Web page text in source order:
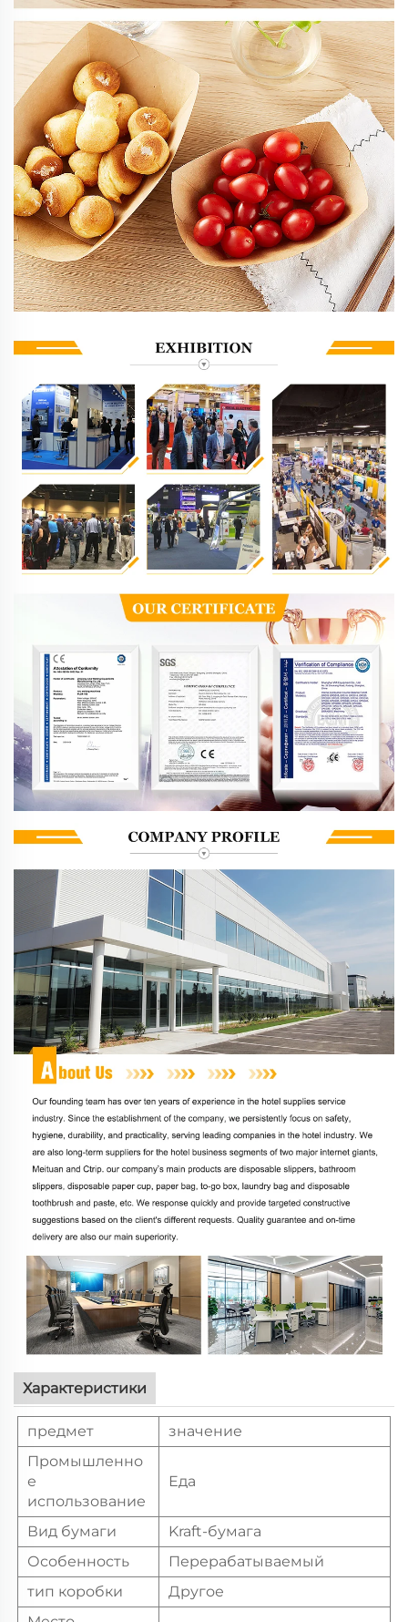
Характеристики
предмет
значение
Промышленно
е
использование
Еда
Вид бумаги
Kraft-бумага
Особенность
Перерабатываемый
тип коробки
Другое